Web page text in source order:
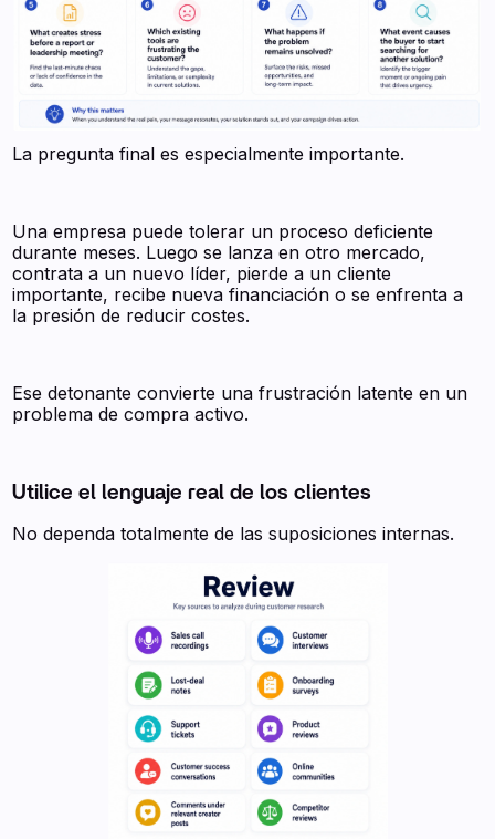
La pregunta final es especialmente importante.
Una empresa puede tolerar un proceso deficiente
durante meses. Luego se lanza en otro mercado,
contrata a un nuevo líder, pierde a un cliente
importante, recibe nueva financiación o se enfrenta a
la presión de reducir costes.
Ese detonante convierte una frustración latente en un
problema de compra activo.
Utilice el lenguaje real de los clientes
No dependa totalmente de las suposiciones internas.